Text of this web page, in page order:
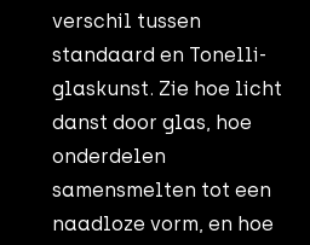
verschil tussen
standaard en Tonelli-
glaskunst. Zie hoe licht
danst door glas, hoe
onderdelen
samensmelten tot een
naadloze vorm, en hoe